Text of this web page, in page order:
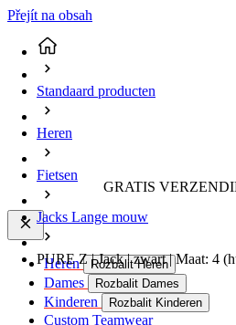
Přejít na obsah
GRATIS
Heren Rozbalit Heren
Dames Rozbalit Dames
Kinderen Rozbalit Kinderen
Custom Teamwear
Standaard producten
Heren
Fietsen
Jacks Lange mouw
PURE Z | Jack | zwart | Maat: 4